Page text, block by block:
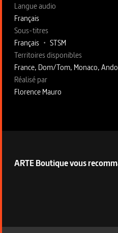
Langue audio
Français
Sous-titres
Français • STSM
Territoires disponibles
France, Dom/Tom, Monaco,
Fiche technique section
Réalisé par
Florence Mauro
ARTE Boutique vous